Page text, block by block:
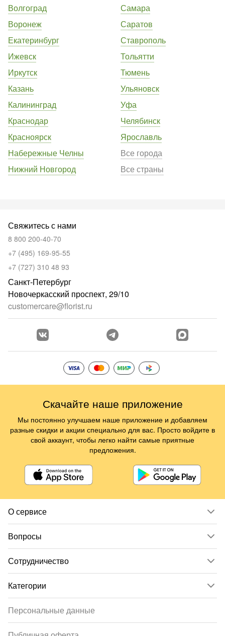
Волгоград
Воронеж
Екатеринбург
Ижевск
Иркутск
Казань
Калининград
Краснодар
Красноярск
Набережные Челны
Нижний Новгород
Самара
Саратов
Ставрополь
Тольятти
Тюмень
Ульяновск
Уфа
Челябинск
Ярославль
Все города
Все страны
О сервисе
Вопросы
Сотрудничество
Категории
Свяжитесь с нами
8 800 200-40-70
+7 (495) 169-95-55
+7 (727) 310 48 93
Санкт-Петербург
Новочеркасский проспект, 29/10
customercare@florist.ru
Персональные данные
Скачайте наше приложение
Мы постоянно улучшаем наше приложение и добавляем
разные скидки и акции специально для вас. Просто войдите в
свой аккаунт, чтобы легко найти самые приятные
предложения.